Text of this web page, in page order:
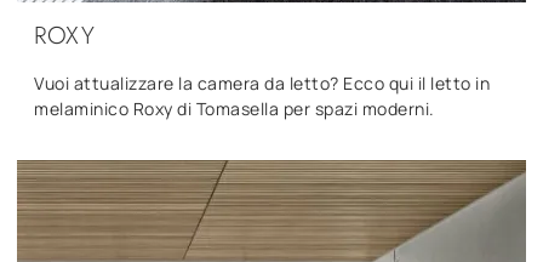
ROXY
Vuoi attualizzare la camera da letto? Ecco qui il letto in
melaminico Roxy di Tomasella per spazi moderni.